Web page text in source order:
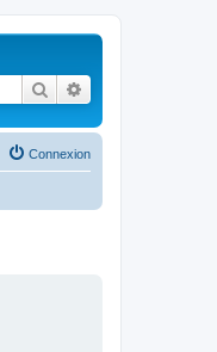
Rechercher
Connexion